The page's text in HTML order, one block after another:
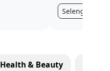
Selengkapnya
Health & Beauty